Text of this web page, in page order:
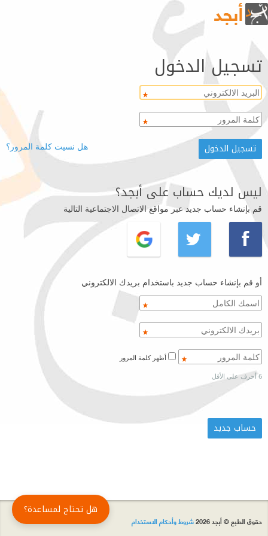
تسجيل الدخول
هل نسيت كلمة المرور؟
ليس لديك حساب على أبجد؟
قم بإنشاء حساب جديد عبر مواقع الاتصال الاجتماعية التالية
أو قم بإنشاء حساب جديد باستخدام بريدك الالكتروني
6 أحرف على الأقل
حقوق الطبع © أبجد 2026 شروط وأحكام الاستخدام
هل تحتاج لمساعدة؟